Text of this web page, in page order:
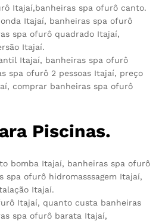
Itajaí,banheiras spa ofurô canto.
Itajaí, banheiras spa ofurô
spa ofurô quadrado Itajaí,
Itajaí.
Itajaí, banheiras spa ofurô
spa ofurô 2 pessoas Itajaí, preço
comprar banheiras spa ofurô
Piscinas.
bomba Itajaí, banheiras spa ofurô
spa ofurô hidromasssagem Itajaí,
Itajaí.
Itajaí, quanto custa banheiras
spa ofurô barata Itajaí,